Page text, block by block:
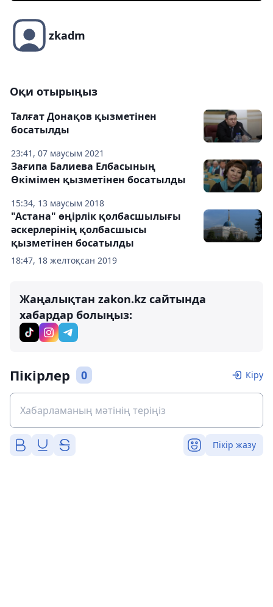
zkadm
Оқи отырыңыз
23:41, 07 маусым 2021
Талғат Донақов қызметінен
босатылды
15:34, 13 маусым 2018
Зағипа Балиева Елбасының
Өкімімен қызметінен босатылды
18:47, 18 желтоқсан 2019
"Астана" өңірлік қолбасшылығы
әскерлерінің қолбасшысы
қызметінен босатылды
Жаңалықтан zakon.kz сайтында
хабардар болыңыз:
Пікірлер 0 Кіру
Пікір жазу